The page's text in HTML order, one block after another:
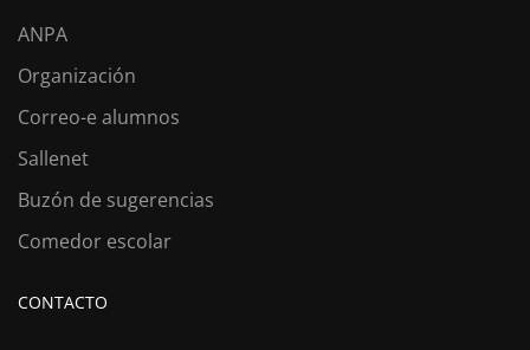
ANPA
Organización
Correo-e alumnos
Sallenet
Buzón de sugerencias
Comedor escolar
CONTACTO